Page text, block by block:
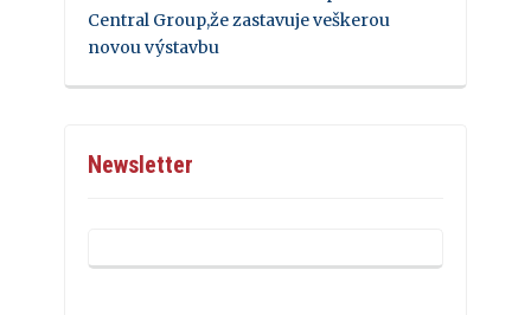
Central Group,že zastavuje veškerou
novou výstavbu
Newsletter